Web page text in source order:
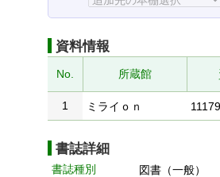
資料情報
No. 所蔵館
1 ミライｏｎ
書誌詳細
書誌種別 図書（一般）